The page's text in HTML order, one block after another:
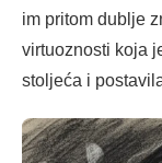
im pritom dublje
virtuoznosti koja
stoljeća i